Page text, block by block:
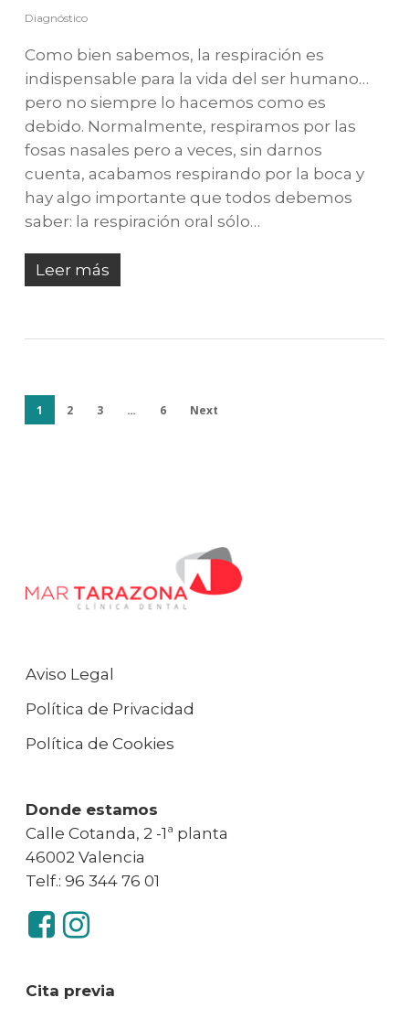
Diagnóstico
Como bien sabemos, la respiración es
indispensable para la vida del ser humano…
pero no siempre lo hacemos como es
debido. Normalmente, respiramos por las
fosas nasales pero a veces, sin darnos
cuenta, acabamos respirando por la boca y
hay algo importante que todos debemos
saber: la respiración oral sólo…
Leer más
1 2 3 … 6 Next
Aviso Legal
Política de Privacidad
Política de Cookies
Donde estamos
Calle Cotanda, 2 -1ª planta
46002 Valencia
Telf.: 96 344 76 01
Cita previa